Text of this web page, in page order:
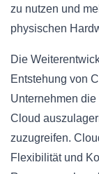
zu nutzen und
physischen
Die
Entstehung von
Unternehmen
Cloud
zuzugreifen.
Flexibilität und